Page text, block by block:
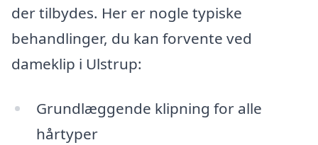
der tilbydes. Her er nogle typiske
behandlinger, du kan forvente ved
dameklip i Ulstrup:
Grundlæggende klipning for alle
hårtyper